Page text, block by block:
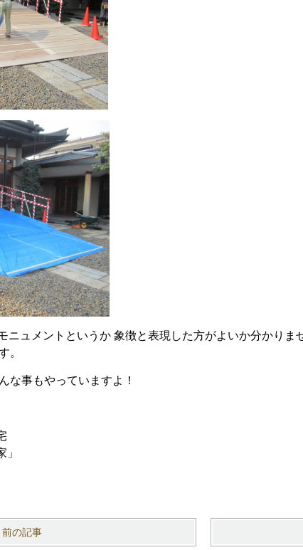
ニュメントというか 象徴と表現した方がよいか分かりま
。
な事もやっていますよ！
前の記事